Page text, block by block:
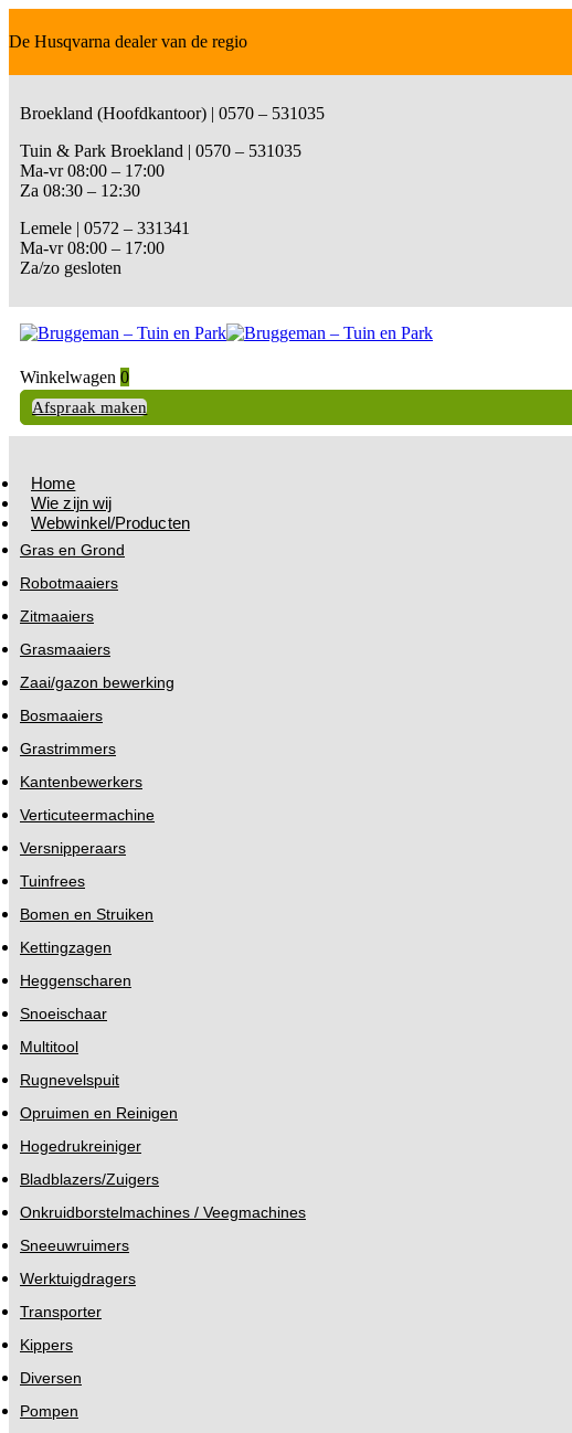
De Husqvarna dealer van de regio
Broekland (Hoofdkantoor) | 0570 – 531035
Tuin & Park Broekland | 0570 – 531035
Ma-vr 08:00 – 17:00
Za 08:30 – 12:30
Lemele | 0572 – 331341
Ma-vr 08:00 – 17:00
Za/zo gesloten
Winkelwagen 0
Afspraak maken
Home
Wie zijn wij
Webwinkel/Producten
Gras en Grond
Robotmaaiers
Zitmaaiers
Grasmaaiers
Zaai/gazon bewerking
Bosmaaiers
Grastrimmers
Kantenbewerkers
Verticuteermachine
Versnipperaars
Tuinfrees
Bomen en Struiken
Kettingzagen
Heggenscharen
Snoeischaar
Multitool
Rugnevelspuit
Opruimen en Reinigen
Hogedrukreiniger
Bladblazers/Zuigers
Onkruidborstelmachines / Veegmachines
Sneeuwruimers
Werktuigdragers
Transporter
Kippers
Diversen
Pompen